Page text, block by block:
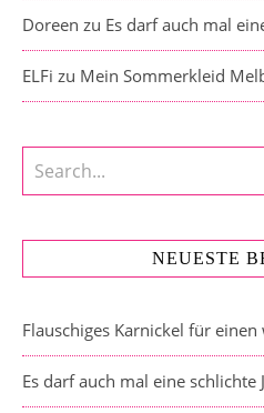
Doreen zu Es darf auch mal
ELFi zu Mein Sommerkleid
NEUESTE
Flauschiges Karnickel für
Es darf auch mal eine schlichte